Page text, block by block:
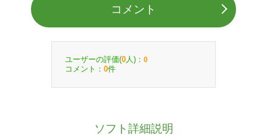
コメント
ユーザーの評価(0 人)： 0
コメント： 0件
ソフト詳細説明